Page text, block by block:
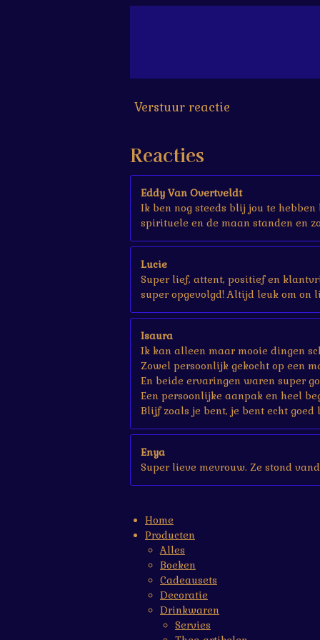
6
7
Verstuur reactie
Reacties
Eddy Van Overtveldt
Ik ben nog steeds blij jou te
spirituele en de maan standen en
Lucie
Super lief, attent, positief en
super opgevolgd! Altijd leuk om on
Isaura
Ik kan alleen maar mooie dingen
Zowel persoonlijk gekocht op een
En beide ervaringen waren super
Een persoonlijke aanpak en heel
Blijf zoals je bent, je bent echt goed
Enya
Super lieve mevrouw. Ze stond
Home
Producten
Alles
Boeken
Cadeausets
Decoratie
Drinkwaren
Servies